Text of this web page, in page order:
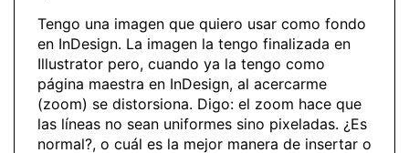
Tengo una imagen que quiero usar como fondo
en InDesign. La imagen la tengo finalizada en
Illustrator pero, cuando ya la tengo como
página maestra en InDesign, al acercarme
(zoom) se distorsiona. Digo: el zoom hace que
las líneas no sean uniformes sino pixeladas. ¿Es
normal?, o cuál es la mejor manera de insertar o